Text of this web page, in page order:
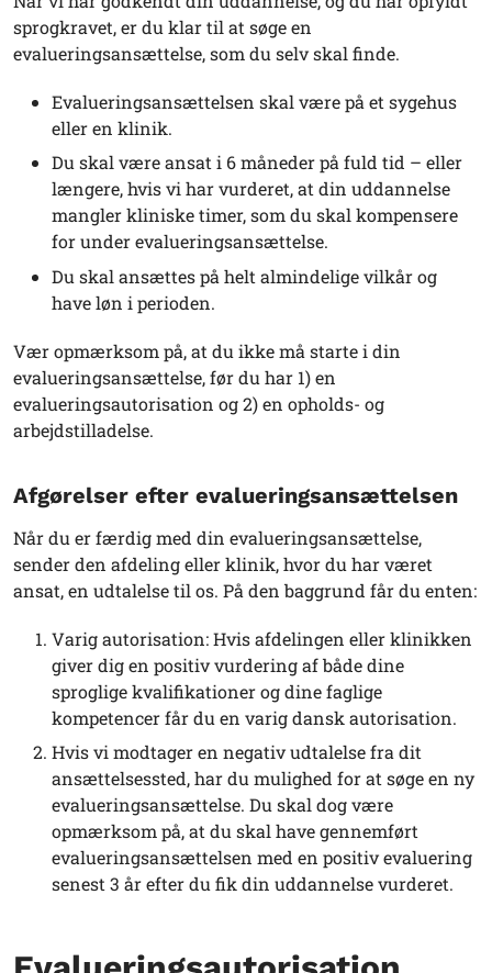
sprogkravet, er du klar til at søge en
evalueringsansættelse, som du selv skal finde.
Evalueringsansættelsen skal være på et sygehus
eller en klinik.
Du skal være ansat i 6 måneder på fuld tid – eller
længere, hvis vi har vurderet, at din uddannelse
mangler kliniske timer, som du skal kompensere
for under evalueringsansættelse.
Du skal ansættes på helt almindelige vilkår og
have løn i perioden.
Vær opmærksom på, at du ikke må starte i din
evalueringsansættelse, før du har 1) en
evalueringsautorisation og 2) en opholds- og
arbejdstilladelse.
Afgørelser efter evalueringsansættelsen
Når du er færdig med din evalueringsansættelse,
sender den afdeling eller klinik, hvor du har været
ansat, en udtalelse til os. På den baggrund får du enten:
Varig autorisation:Hvis afdelingen eller klinikken
giver dig en positiv vurdering af både dine
sproglige kvalifikationer og dine faglige
kompetencer får du en varig dansk autorisation.
Hvis vi modtager en negativ udtalelse fra dit
ansættelsessted, har du mulighed for at søge en ny
evalueringsansættelse. Du skal dog være
opmærksom på, at du skal have gennemført
evalueringsansættelsen med en positiv evaluering
senest 3 år efter du fik din uddannelse vurderet.